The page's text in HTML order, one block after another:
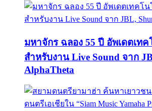
มหาจักร ฉลอง 55 ปี อัพเดตเทค
สำหรับงาน Live Sound จาก
AlphaTheta